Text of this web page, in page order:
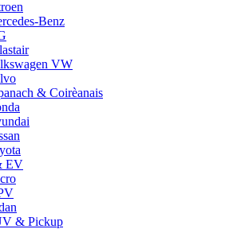
Benz
VW
& Coirèanais
EV
& Pickup